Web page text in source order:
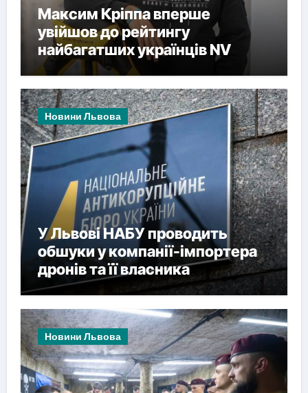
Максим Кріппа вперше
увійшов до рейтингу
найбагатших українців NV
Новини Львова
У Львові НАБУ проводить
обшуки у компанії-імпортера
дронів та її власника
Новини Львова